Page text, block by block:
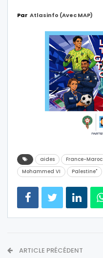
Par Atlasinfo (avec MAP)
aides France-Maroc
Mohammed VI
Palestine"
ARTICLE PRÉCÉDENT